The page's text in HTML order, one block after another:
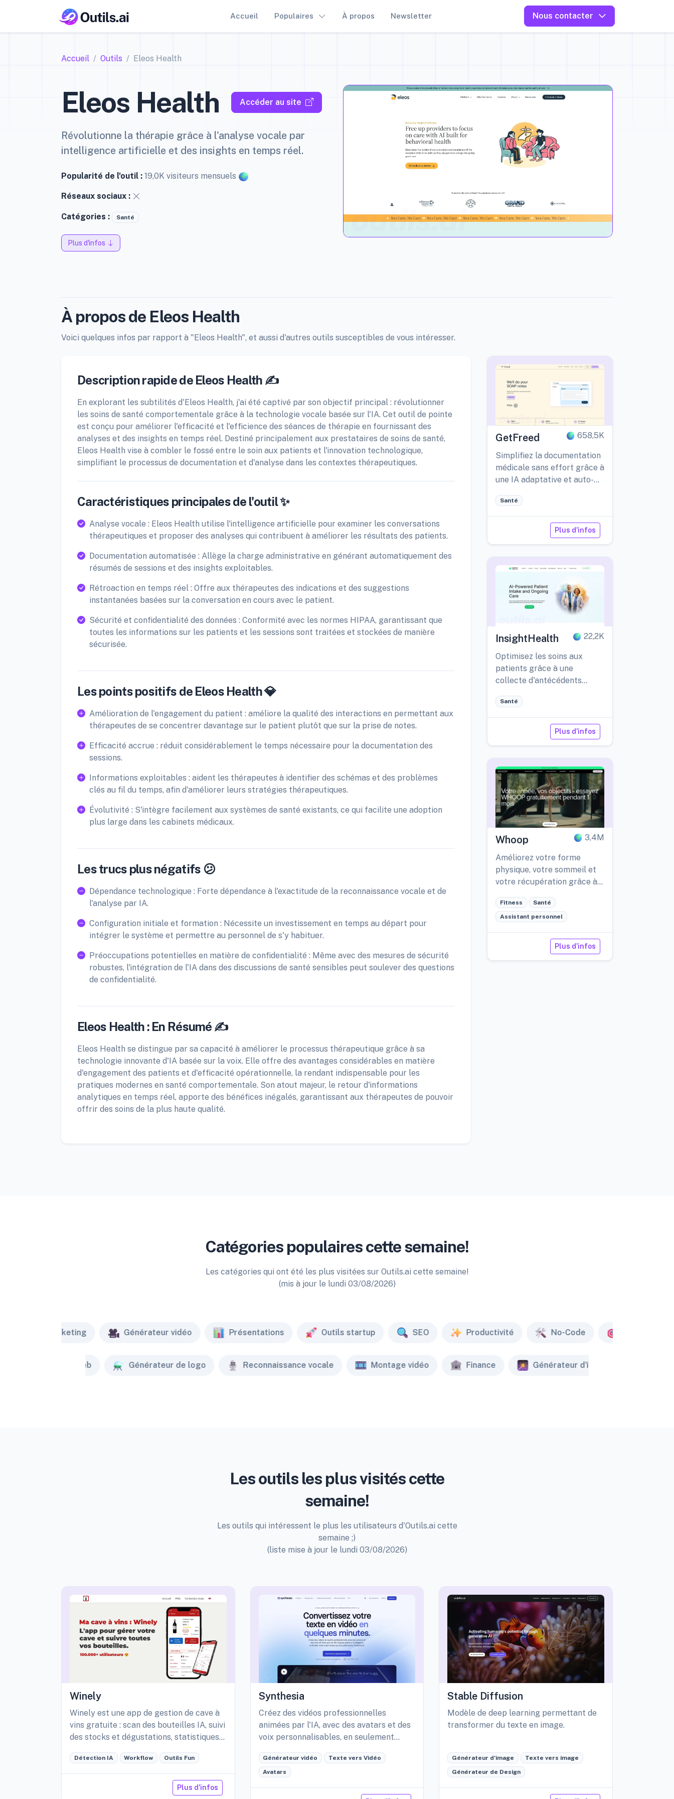
Accueil Populaires À propos Newsletter Nous contacter
Accueil Outils Eleos Health
Eleos Health Accéder au site
Révolutionne la thérapie grâce à l'analyse vocale par
intelligence artificielle et des insights en temps réel.
Popularité de l'outil : 19,0K visiteurs mensuels
Réseaux sociaux :
Catégories : Santé
Plus d'infos
À propos de Eleos Health
Voici quelques infos par rapport à "Eleos Health", et aussi d'autres outils susceptibles de vous intéresser.
Description rapide de Eleos Health ✍️
En explorant les subtilités d'Eleos Health, j'ai été captivé par son objectif principal : révolutionner
les soins de santé comportementale grâce à la technologie vocale basée sur l'IA. Cet outil de pointe
est conçu pour améliorer l'efficacité et l'efficience des séances de thérapie en fournissant des
analyses et des insights en temps réel. Destiné principalement aux prestataires de soins de santé,
Eleos Health vise à combler le fossé entre le soin aux patients et l'innovation technologique,
simplifiant le processus de documentation et d'analyse dans les contextes thérapeutiques.
Caractéristiques principales de l'outil ✨
Analyse vocale : Eleos Health utilise l'intelligence artificielle pour examiner les conversations
thérapeutiques et proposer des analyses qui contribuent à améliorer les résultats des patients.
Documentation automatisée : Allège la charge administrative en générant automatiquement des
résumés de sessions et des insights exploitables.
Rétroaction en temps réel : Offre aux thérapeutes des indications et des suggestions
instantanées basées sur la conversation en cours avec le patient.
Sécurité et confidentialité des données : Conformité avec les normes HIPAA, garantissant que
toutes les informations sur les patients et les sessions sont traitées et stockées de manière
sécurisée.
Les points positifs de Eleos Health 💎
Amélioration de l'engagement du patient : améliore la qualité des interactions en permettant aux
thérapeutes de se concentrer davantage sur le patient plutôt que sur la prise de notes.
Efficacité accrue : réduit considérablement le temps nécessaire pour la documentation des
sessions.
Informations exploitables : aident les thérapeutes à identifier des schémas et des problèmes
clés au fil du temps, afin d'améliorer leurs stratégies thérapeutiques.
Évolutivité : S'intègre facilement aux systèmes de santé existants, ce qui facilite une adoption
plus large dans les cabinets médicaux.
Les trucs plus négatifs 😕
Dépendance technologique : Forte dépendance à l'exactitude de la reconnaissance vocale et de
l'analyse par IA.
Configuration initiale et formation : Nécessite un investissement en temps au départ pour
intégrer le système et permettre au personnel de s'y habituer.
Préoccupations potentielles en matière de confidentialité : Même avec des mesures de sécurité
robustes, l'intégration de l'IA dans des discussions de santé sensibles peut soulever des questions
de confidentialité.
Eleos Health : En Résumé ✍️
Eleos Health se distingue par sa capacité à améliorer le processus thérapeutique grâce à sa
technologie innovante d'IA basée sur la voix. Elle offre des avantages considérables en matière
d'engagement des patients et d'efficacité opérationnelle, la rendant indispensable pour les
pratiques modernes en santé comportementale. Son atout majeur, le retour d'informations
analytiques en temps réel, apporte des bénéfices inégalés, garantissant aux thérapeutes de pouvoir
offrir des soins de la plus haute qualité.
GetFreed 658,5K
Simplifiez la documentation
médicale sans effort grâce à
une IA adaptative et auto-
Santé
Plus d'infos
InsightHealth 22,2K
Optimisez les soins aux
patients grâce à une
collecte d'antécédents
conseils personnalisés.
Santé
Plus d'infos
Whoop 3,4M
Améliorez votre forme
physique, votre sommeil et
votre récupération grâce à
temps réel.
Fitness Santé
Assistant personnel
Plus d'infos
Catégories populaires cette semaine!
Les catégories qui ont été les plus visitées sur Outils.ai cette semaine!
(mis à jour le lundi 03/08/2026)
Marketing Générateur vidéo Présentations Outils startup SEO Productivité No-Code
Créateur de site web Générateur de logo Reconnaissance vocale Montage vidéo Finance Générateur d'image
Les outils les plus visités cette
semaine!
Les outils qui intéressent le plus les utilisateurs d'Outils.ai cette
semaine ;)
(liste mise à jour le lundi 03/08/2026)
Winely
Winely est une app de gestion de cave à
vins gratuite : scan des bouteilles IA, suivi
des stocks et dégustations, statistiques
Détection IA Workflow Outils Fun
Plus d'infos
Synthesia
Créez des vidéos professionnelles
animées par l'IA, avec des avatars et des
voix personnalisables, en seulement
Générateur vidéo Texte vers Vidéo
Avatars
Stable Diffusion
Modèle de deep learning permettant de
transformer du texte en image.
Générateur d'image Texte vers image
Générateur de Design